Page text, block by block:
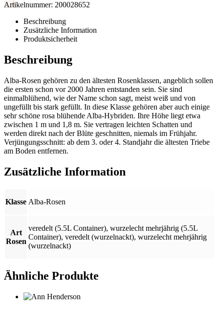
Artikelnummer: 200028652
Beschreibung
Zusätzliche Information
Produktsicherheit
Beschreibung
Alba-Rosen gehören zu den ältesten Rosenklassen, angeblich sollen
die ersten schon vor 2000 Jahren entstanden sein. Sie sind
einmalblühend, wie der Name schon sagt, meist weiß und von
ungefüllt bis stark gefüllt. In diese Klasse gehören aber auch einige
sehr schöne rosa blühende Alba-Hybriden. Ihre Höhe liegt etwa
zwischen 1 m und 1,8 m. Sie vertragen leichten Schatten und
werden direkt nach der Blüte geschnitten, niemals im Frühjahr.
Verjüngungsschnitt: ab dem 3. oder 4. Standjahr die ältesten Triebe
am Boden entfernen.
Zusätzliche Information
Klasse Alba-Rosen
Art
Rosen
veredelt (5.5L Container), wurzelecht mehrjährig (5.5L
Container), veredelt (wurzelnackt), wurzelecht mehrjährig
(wurzelnackt)
Ähnliche Produkte